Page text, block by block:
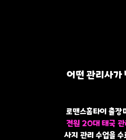
어떤 관리사가
로맨스홈타이 출장
전원 20대 태국 관
사지 관리 수업을